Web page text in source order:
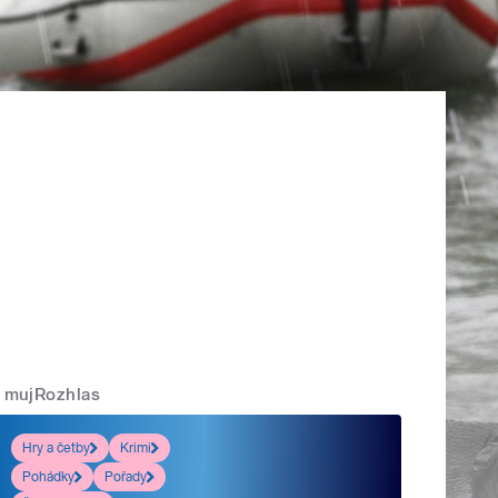
mujRozhlas
Hry a četby
Krimi
Pohádky
Pořady